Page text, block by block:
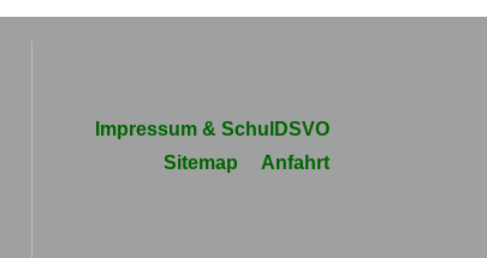
Impressum & SchulDSVO
Sitemap
Anfahrt